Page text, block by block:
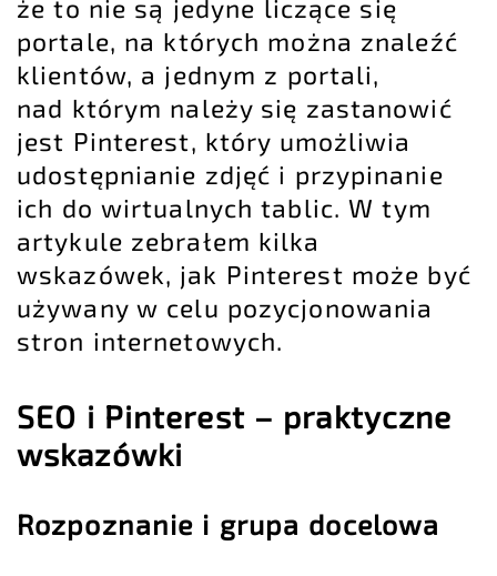
że to nie są jedyne liczące się
portale, na których można znaleźć
klientów, a jednym z portali,
nad którym należy się zastanowić
jest Pinterest, który umożliwia
udostępnianie zdjęć i przypinanie
ich do wirtualnych tablic. W tym
artykule zebrałem kilka
wskazówek, jak Pinterest może być
używany w celu pozycjonowania
stron internetowych.
SEO i Pinterest – praktyczne
wskazówki
Rozpoznanie i grupa docelowa